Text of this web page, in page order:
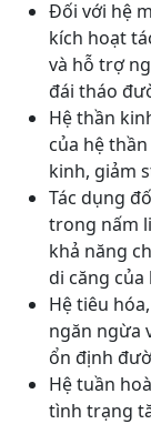
Đối với hệ
kích hoạt
và hỗ trợ
đái tháo
Hệ thần
của hệ
kinh, giảm
Tác dụng
trong nấm
khả năng
di căng của
Hệ tiêu
ngăn ngừa
ổn định
Hệ tuần
tình trạng